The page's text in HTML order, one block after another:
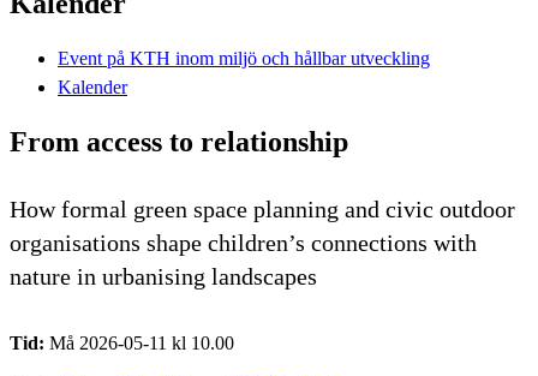
Event på KTH inom miljö och hållbar utveckling
Kalender
From access to relationship
How formal green space planning and civic outdoor
organisations shape children’s connections with
nature in urbanising landscapes
Tid: Må 2026-05-11 kl 10.00